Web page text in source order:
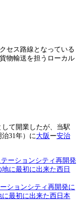
セス路線となっている
物輸送を担うローカル
て開業したが、当駅
31年）に 大阪 ー安治
ションシティ再開発に
最初に出来た西日本